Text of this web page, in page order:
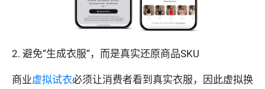
2. 避免“生成衣服”，而是真实还原商品SKU
商业虚拟试衣必须让消费者看到真实衣服，因此虚拟换